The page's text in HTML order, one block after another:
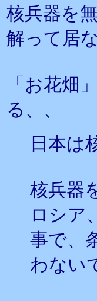
核兵器を
解って居な
「お花畑
る、、
日本は
核兵器
ロシア
事で、
わない